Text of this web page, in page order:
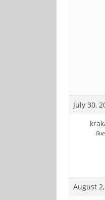
July 30,
August